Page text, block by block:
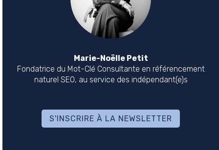
Marie-Noëlle Petit
Fondatrice du Mot-Clé Consultante en référencement
naturel SEO, au service des indépendant(e)s
S'INSCRIRE À LA NEWSLETTER